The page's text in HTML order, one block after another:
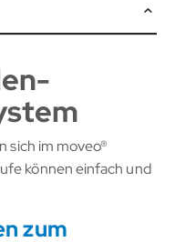
sich im moveo®
können einfach und
zum